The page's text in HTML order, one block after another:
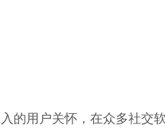
的用户关怀，在众多社交